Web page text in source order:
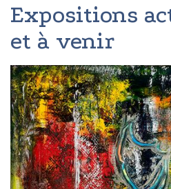
Expositions
et à venir